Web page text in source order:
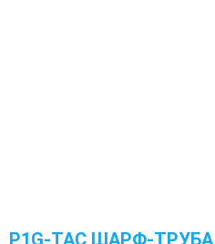
P1G-TAC ШАРФ-ТРУБА